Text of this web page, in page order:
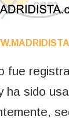
fue
ha sido